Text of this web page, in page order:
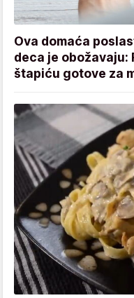
Ova domaća
deca je obožavaju:
štapiću gotove za